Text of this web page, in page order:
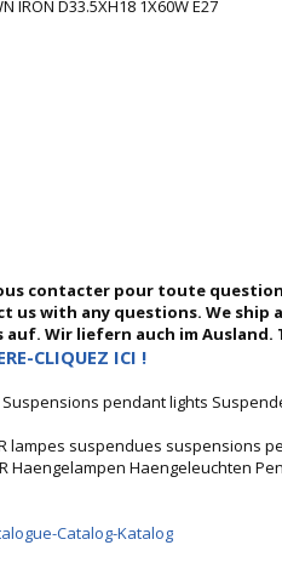
IRON D33.5XH18 1X60W E27
contacter pour toute
us with any questions. We ship
Wir liefern auch im Ausland.
CLIQUEZ ICI !
Suspensions pendant lights
lampes suspendues suspensions
Haengelampen Haengeleuchten
Catalog-Katalog